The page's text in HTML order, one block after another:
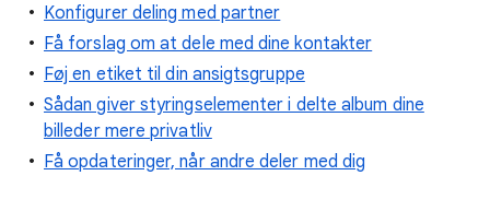
Konfigurer deling med partner
Få forslag om at dele med dine kontakter
Føj en etiket til din ansigtsgruppe
Sådan giver styringselementer i delte album dine
billeder mere privatliv
Få opdateringer, når andre deler med dig